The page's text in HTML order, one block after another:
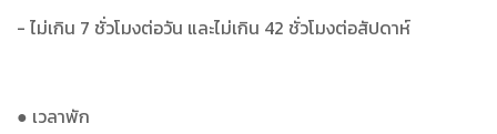
- ไม่เกิน 7 ชั่วโมงต่อวัน และไม่เกิน 42 ชั่วโมงต่อสัปดาห์
● เวลาพัก